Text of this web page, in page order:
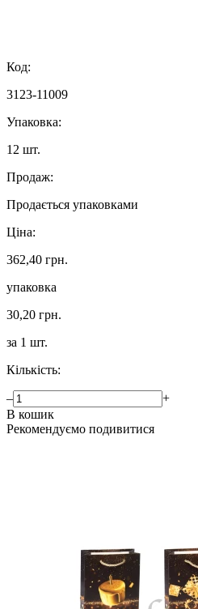
Код:
3123-11009
Упаковка:
12 шт.
Продаж:
Продається упаковками
Ціна:
362,40 грн.
упаковка
30,20 грн.
за 1 шт.
Кількість:
–
+
В кошик
Рекомендуємо подивитися